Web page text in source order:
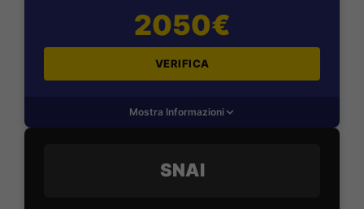
2050€
VERIFICA
Mostra Informazioni
SNAI